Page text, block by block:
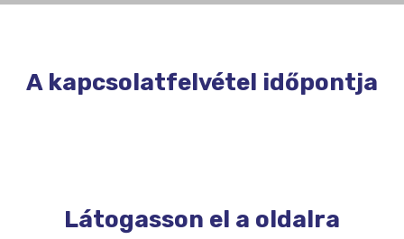
Látogasson el a oldalra
A kapcsolatfelvétel időpontja